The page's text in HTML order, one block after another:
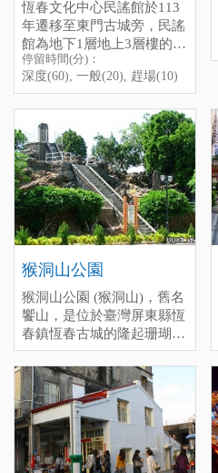
恆春文化中心民謠館於113
年遷移至東門古城旁，民謠
館為地下1層地上3層樓的建
築物，內部空間主要規畫為
民謠展示區、聲音博物館、
民謠傳習教室、及圖書閱覽
傳承的古早音樂，大家印象
的思想起就是恆春當地有名
的陳達所創作，也是第一位
民謠起家者，到現在每一年
的10月會固定有民謠活動的
意義所在。 停留時間(分)：
深度(60), 一般(20), 趕場
(10)
[標籤：風雨無阻 免費 ]
停留時間(分)：
深度(60), 一般(20), 趕場(10)
猴洞山公園
猴洞山公園 (猴洞山)，舊名
饗山，是位於臺灣屏東縣恆
春鎮恆春古城的隆起珊瑚
礁，為臺灣清治時期恆春八
景之一。